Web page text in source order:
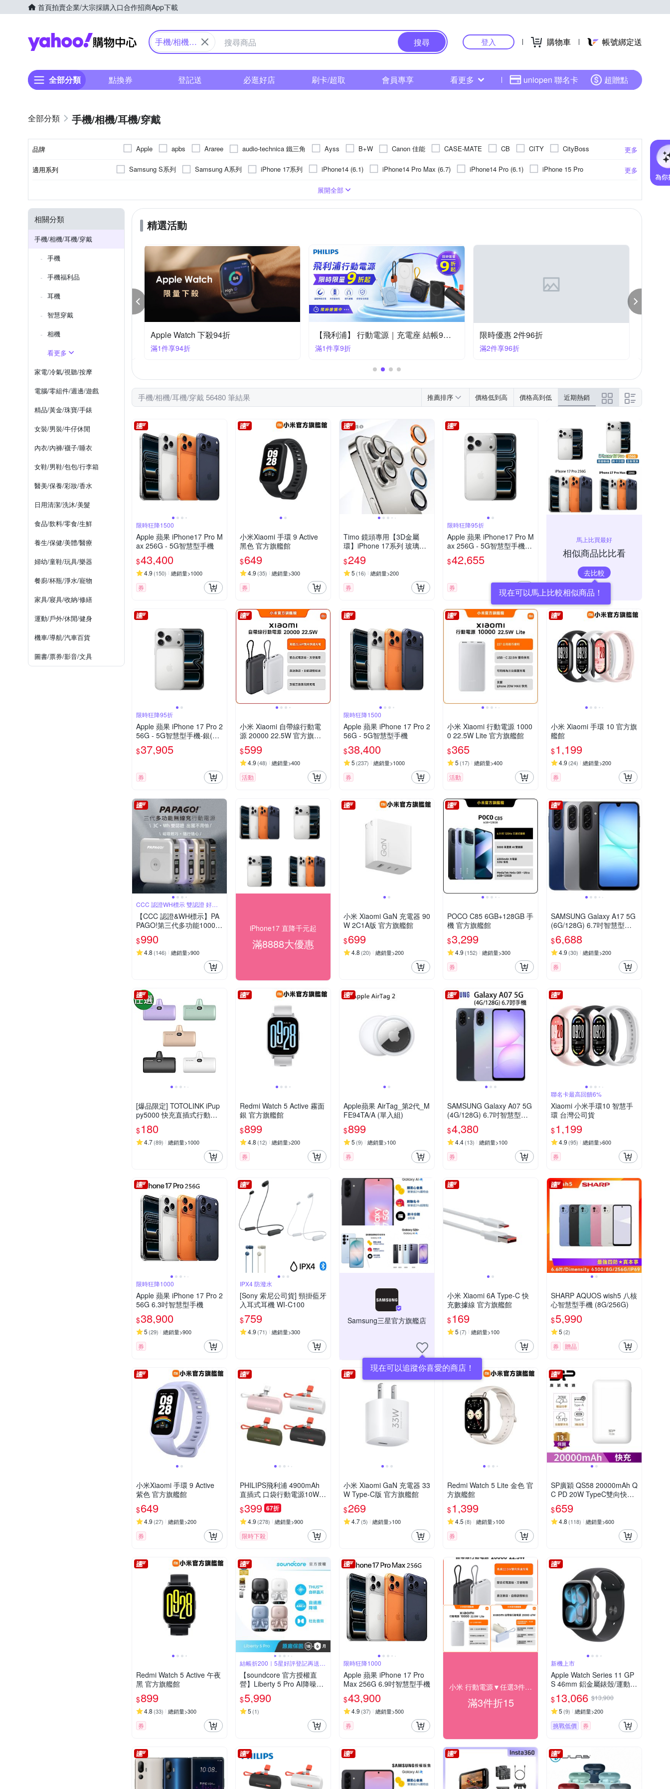
首頁拍賣企業/大宗採購入口合作招商App下載
Yahoo購物中心
手機/相機/
搜尋 登入 購物車 帳號綁定送
全部分類 點換券 登記送 必逛好店 刷卡/超取 會員專享 看更多 uniopen 聯名卡 超贈點
手機/相機/耳機/穿戴
品牌 更多
Apple apbs Araree audio-technica 鐵三角 Ayss B+W Canon 佳能 CASE-MATE CB CITY
CityBoss
DTAudio DUX DUCIS E-books GCOMM Godox 神牛 GOR HANG HH 草本新淨界 IMAK
IN7
NISDA
NISI OPPO o-one Panasonic 國際牌 PHILIPS 飛利浦 Q哥 Rearth RedMoon Ringke
RODE
XUNDD 訊迪
適用系列 更多
Samsung S系列 Samsung A系列 iPhone 17系列 iPhone14 (6.1) iPhone14 Pro Max (6.7) iPhone14 Pro (6.1)
iPhone 15 Pro
iPhone 13 Pro
iPhone 16 Pro Max
iPhone 16 Pro iPhone 13 vivo系列 紅米系列 iPhone 16 Plus 小米系列
iPhone 12
iPhone 12 Pro Max
iPhone SE 2
htc U系列 iPhone14 Plus (6.7) OPPO Ａ系列 iPhone 11 Pro Max
iPhone XS Max
iPhone X/XS iPhone 11系列 iPhone 11 Pro Zenfone８系列 ASUS Zenfone 5 系列
鏡(亮)面
vivo Xiaomi 小米
鋁合金
背面保護貼 手機吊飾
遮光罩
展開全部
相關分類
手機/相機/耳機/穿戴
手機
手機福利品
耳機
智慧穿戴
相機
看更多
家電/冷氣/視聽/按摩
電腦/零組件/週邊/遊戲
精品/黃金/珠寶/手錶
女裝/男裝/牛仔休閒
內衣/內褲/襪子/睡衣
女鞋/男鞋/包包/行李箱
醫美/保養/彩妝/香水
日用清潔/洗沐/美髮
食品/飲料/零食/生鮮
養生/保健/美體/醫療
婦幼/童鞋/玩具/樂器
餐廚/杯瓶/淨水/寵物
家具/寢具/收納/修繕
運動/戶外/休閒/健身
機車/導航/汽車百貨
圖書/票券/影音/文具
精選活動
口袋 行動電源 Apple Watch 下殺94折
滿1件享94折
【飛利浦】 行動電源｜充電座 結帳9折優惠
滿1件享9折
限時優惠 2件96折
滿2件享96折
手機/相機/耳機/穿戴 56480 筆結果 推薦排序 價格低到高 價格高到低 近期熱銷
限時狂降1500
Apple 蘋果 iPhone17 Pro M
ax 256G - 5G智慧型手機
$43,400
4.9 (150) 總銷量>1000
券
小米Xiaomi 手環 9 Active
黑色 官方旗艦館
$649
4.9 (35) 總銷量>300
券
Timo 鏡頭專用【3D金屬
環】iPhone 17系列 玻璃鏡
頭保護貼膜
$249
5 (16) 總銷量>200
券
限時狂降95折
Apple 蘋果 iPhone17 Pro M
ax 256G - 5G智慧型手機-
銀(父親節限定）
$42,655
券
馬上比買最好
相似商品比比看
去比較
現在可以馬上比較相似商品！
限時狂降95折
Apple 蘋果 iPhone 17 Pro 2
56G - 5G智慧型手機-銀(父
親節限定)
$37,905
券
小米 Xiaomi 自帶線行動電
源 20000 22.5W 官方旗艦
館
$599
4.9 (48) 總銷量>400
活動
限時狂降1500
Apple 蘋果 iPhone 17 Pro 2
56G - 5G智慧型手機
$38,400
5 (237) 總銷量>1000
券
小米 Xiaomi 行動電源 1000
0 22.5W Lite 官方旗艦館
$365
5 (17) 總銷量>400
活動
小米 Xiaomi 手環 10 官方旗
艦館
$1,199
4.9 (24) 總銷量>200
券
CCC 認證WH標示 雙認證 好安
【CCC 認證&WH標示】PA
PAGO!第三代多功能10000
mAh可分離式充電線行動電
源BS-WL720-快
$990
4.8 (146) 總銷量>900
iPhone17 直降千元起
滿8888大優惠
小米 Xiaomi GaN 充電器 90
W 2C1A版 官方旗艦館
$699
4.8 (20) 總銷量>200
POCO C85 6GB+128GB 手
機 官方旗艦館
$3,299
4.9 (152) 總銷量>300
券
SAMSUNG Galaxy A17 5G
(6G/128G) 6.7吋智慧型手
機
$6,688
4.9 (30) 總銷量>200
券
[爆品限定] TOTOLINK iPup
py5000 快充直插式行動電
源( Lightning/Type-C )
$180
4.7(89) 總銷量>1000
Redmi Watch 5 Active 霧面
銀 官方旗艦館
$899
4.8 (12) 總銷量>200
券
Apple蘋果 AirTag_第2代_M
FE94TA/A (單入組)
$899
5 (9) 總銷量>100
券
SAMSUNG Galaxy A07 5G
(4G/128G) 6.7吋智慧型手
$4,380
4.4(13) 總銷量>100
券
聯名卡最高回饋6%
Xiaomi 小米手環10 智慧手
環 台灣公司貨
$1,199
4.9 (95) 總銷量>600
券
限時狂降1000
Apple 蘋果 iPhone 17 Pro 2
56G 6.3吋智慧型手機
$38,900
5 (29) 總銷量>900
券
IPX4 防潑水
[Sony 索尼公司貨] 頸掛藍牙
入耳式耳機 WI-C100
$759
4.9 (71) 總銷量>300
Samsung三星官方旗艦店
現在可以追蹤你喜愛的商店！
小米 Xiaomi 6A Type-C 快
充數據線 官方旗艦館
$169
5 (7) 總銷量>100
SHARP AQUOS wish5 八核
心智慧型手機 (8G/256G)
$5,990
5 (2)
券 贈品
小米Xiaomi 手環 9 Active
紫色 官方旗艦館
$649
4.9 (27) 總銷量>200
券
PHILIPS飛利浦 4900mAh
直插式 口袋行動電源10W D
LP2550 17.88Wh_具Wh標
示
$399 67折
4.9 (278) 總銷量>900
限時下殺
小米 Xiaomi GaN 充電器 33
W Type-C版 官方旗艦館
$269
4.7(5) 總銷量>100
Redmi Watch 5 Lite 金色 官
方旗艦館
$1,399
4.5 (8) 總銷量>100
券
SP廣穎 QS58 20000mAh Q
C PD 20W TypeC雙向快充
行動電源_具Wh標示
$659
4.8 (118) 總銷量>600
Redmi Watch 5 Active 午夜
黑 官方旗艦館
$899
4.8 (33) 總銷量>300
券
結帳折200｜5星好評登記再送
200
【soundcore 官方授權直
營】Liberty 5 Pro AI降噪真
無線藍牙耳機
$5,990
5 (1)
限時狂降1000
Apple 蘋果 iPhone 17 Pro
Max 256G 6.9吋智慧型手機
$43,900
4.9 (37) 總銷量>500
券
小米 行動電源▼任選3件折$15
滿3件折15
新機上市
Apple Watch Series 11 GP
S 46mm 鋁金屬錶殼/運動錶
$13,066 $13,900
5 (9) 總銷量>200
挑戰低價 券